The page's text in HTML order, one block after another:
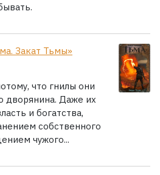
Закат Тьмы»
что гнилы они
дворянина. Даже их
и богатства,
собственного
чужого...